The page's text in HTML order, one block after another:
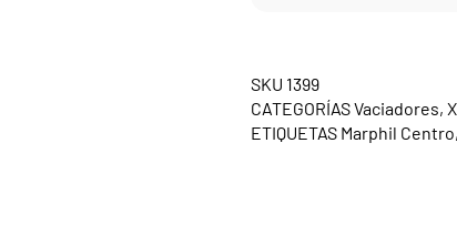
SKU 1399
CATEGORÍASVaciadores,
ETIQUETAS Marphil Centro,